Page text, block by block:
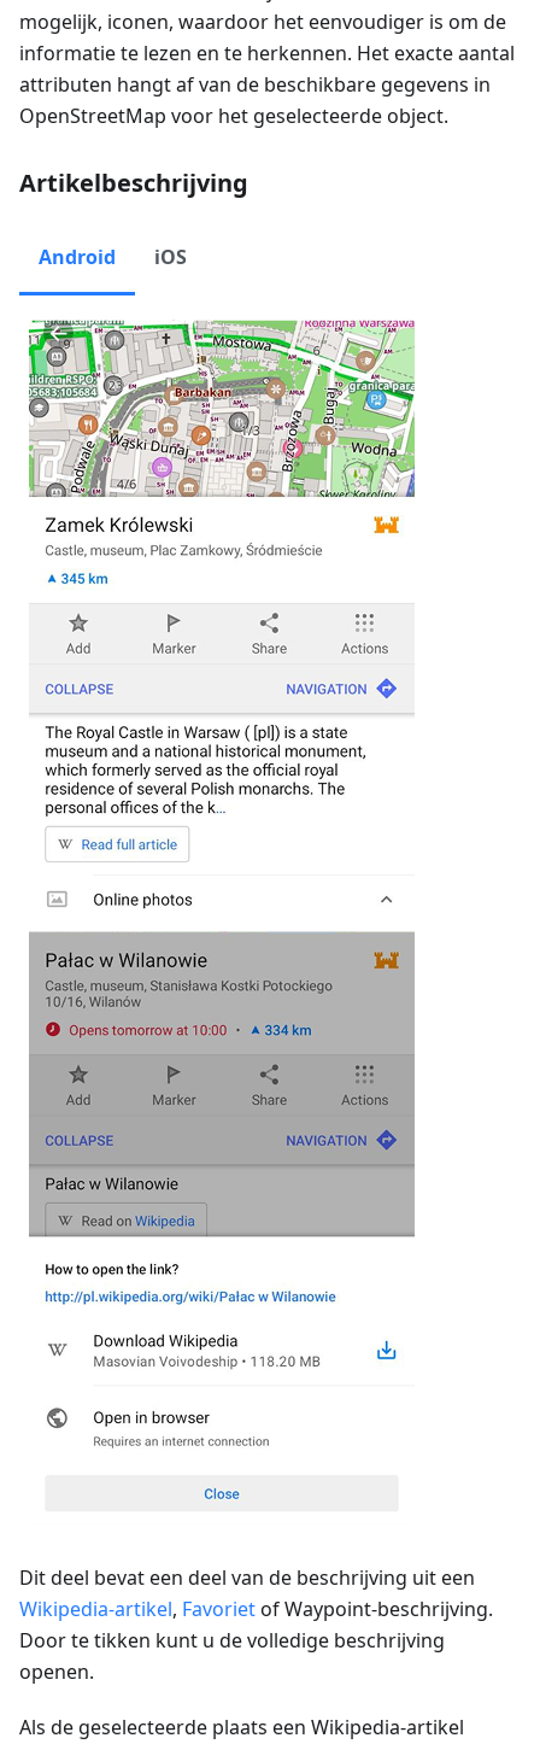
mogelijk, iconen, waardoor het eenvoudiger is om de
informatie te lezen en te herkennen. Het exacte aantal
attributen hangt af van de beschikbare gegevens in
OpenStreetMap voor het geselecteerde object.
Artikelbeschrijving
Android iOS
Dit deel bevat een deel van de beschrijving uit een
Wikipedia-artikel, Favorietof Waypoint-beschrijving.
Door te tikken kunt u de volledige beschrijving
openen.
Als de geselecteerde plaats een Wikipedia-artikel